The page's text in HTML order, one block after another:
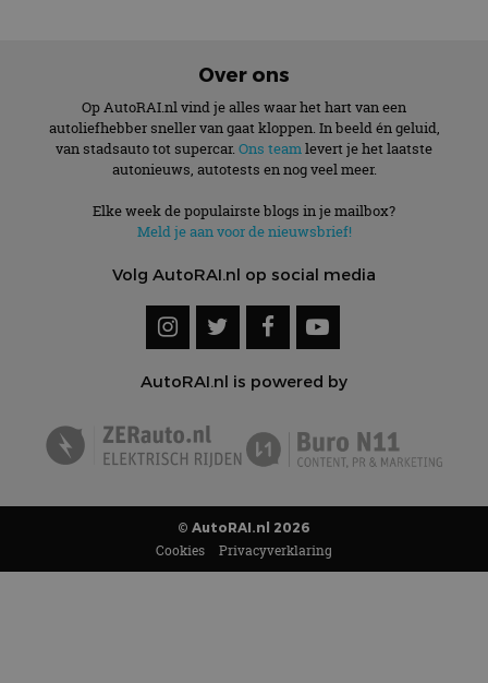
Over ons
Op AutoRAI.nl vind je alles waar het hart van een
autoliefhebber sneller van gaat kloppen. In beeld én geluid,
van stadsauto tot supercar. Ons teamlevert je het laatste
autonieuws, autotests en nog veel meer.
Elke week de populairste blogs in je mailbox?
Meld je aan voor de nieuwsbrief!
Volg AutoRAI.nl op social media
AutoRAI.nl is powered by
© AutoRAI.nl 2026
Cookies Privacyverklaring